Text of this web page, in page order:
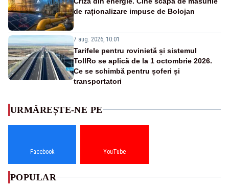
de raționalizare impuse de Bolojan
7 aug. 2026, 10:01
Tarifele pentru rovinietă și sistemul
TollRo se aplică de la 1 octombrie 2026.
Ce se schimbă pentru șoferi și
transportatori
URMĂREȘTE-NE PE
Facebook YouTube
POPULAR